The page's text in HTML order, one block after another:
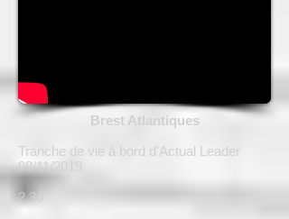
Brest Atlantiques
Tranche de vie à bord d'Actual Leader
08/11/2019
2.30